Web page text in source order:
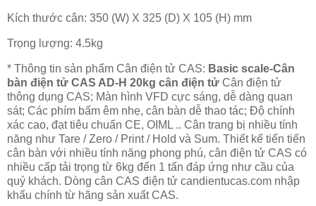
Kích thước cân: 350 (W) X 325 (D) X 105 (H) mm
Trọng lượng: 4.5kg
* Thông tin sản phẩm Cân điện tử CAS: Basic scale-Cân
bàn điện tử CAS AD-H 20kg cân điện tử Cân điện tử
thông dụng CAS; Màn hình VFD cực sáng, dễ dàng quan
sát; Các phím bấm êm nhẹ, cân bàn dễ thao tác; Độ chính
xác cao, đạt tiêu chuẩn CE, OIML .. Cân trang bị nhiều tính
năng như Tare / Zero / Print / Hold và Sum. Thiết kế tiến tiến
cân bàn với nhiều tính năng phong phú, cân điện tử CAS có
nhiều cấp tải trọng từ 6kg đến 1 tấn đáp ứng như cầu của
quý khách. Dòng cân CAS điện tử candientucas.com nhập
khẩu chính từ hãng sản xuất CAS.